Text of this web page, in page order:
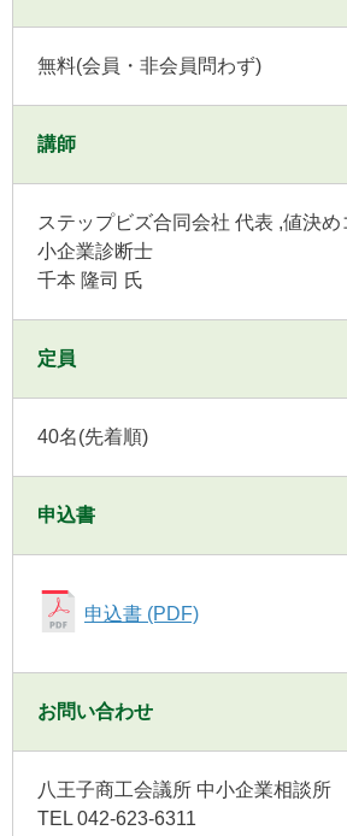
無料(会員・非会員問わず)
講師
ステップビズ合同会社 代表 ,値決
小企業診断士
千本 隆司 氏
定員
40名(先着順)
申込書
申込書 (PDF)
お問い合わせ
八王子商工会議所 中小企業相談
TEL 042-623-6311